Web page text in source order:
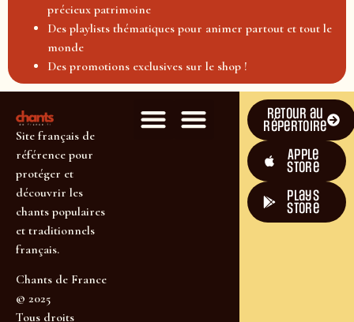
précieux patrimoine
Des playlists thématiques pour animer partout et tout le
monde
Des promotions exclusives sur le shop !
Site français de
référence pour
protéger et
découvrir les
chants populaires
et traditionnels
français.
Chants de France
© 2025
Tous droits
Retour au
répertoire
Apple
Store
plays
store